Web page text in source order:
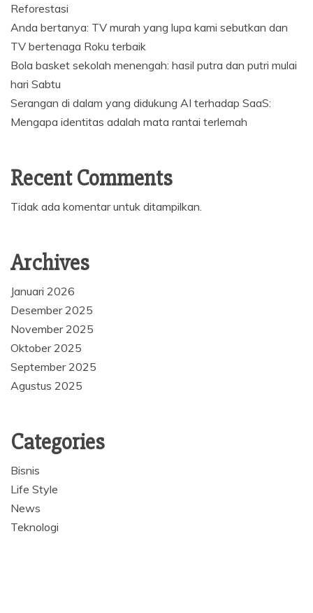
Reforestasi
Anda bertanya: TV murah yang lupa kami sebutkan dan
TV bertenaga Roku terbaik
Bola basket sekolah menengah: hasil putra dan putri mulai
hari Sabtu
Serangan di dalam yang didukung AI terhadap SaaS:
Mengapa identitas adalah mata rantai terlemah
Recent Comments
Tidak ada komentar untuk ditampilkan.
Archives
Januari 2026
Desember 2025
November 2025
Oktober 2025
September 2025
Agustus 2025
Categories
Bisnis
Life Style
News
Teknologi